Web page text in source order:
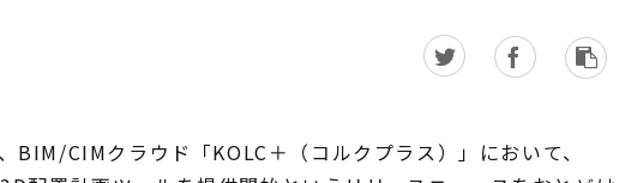
BIM/CIMクラウド「KOLC＋（コルクプラス）」において、